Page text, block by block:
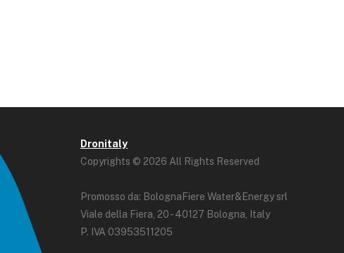
Dronitaly
Copyrights © 2026 All Rights Reserved
Promosso da: BolognaFiere Water&Energy srl
Viale della Fiera, 20 - 40127 Bologna, Italy
P. IVA 03953511205